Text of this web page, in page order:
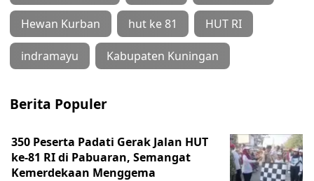
Hewan Kurban hut ke 81 HUT RI
indramayu Kabupaten Kuningan
Berita Populer
350 Peserta Padati Gerak Jalan HUT
ke-81 RI di Pabuaran, Semangat
Kemerdekaan Menggema